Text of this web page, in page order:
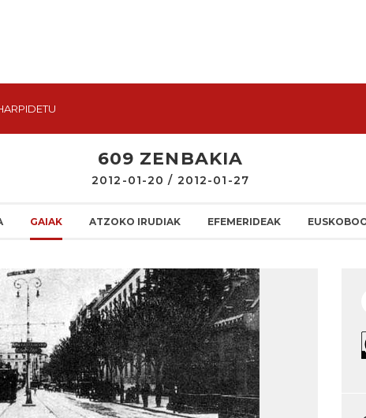
609 ZENBAKIA
2012-01-20 / 2012-01-27
GAIAK ATZOKO IRUDIAK EFEMERIDEAK